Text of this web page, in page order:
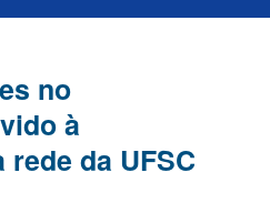
no
à
da UFSC